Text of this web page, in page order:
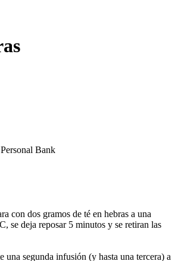
con dos gramos de té en hebras a una
se deja reposar 5 minutos y se retiran las
una segunda infusión (y hasta una tercera) a